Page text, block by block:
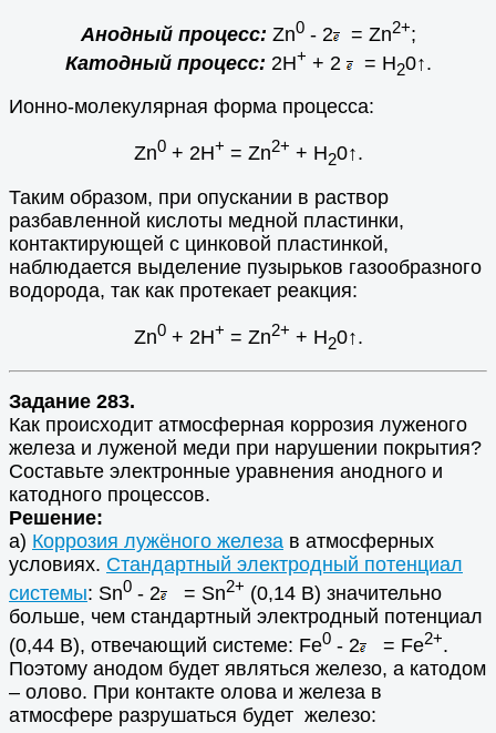
Анодный процесс: Zn0- 2 = Zn2+;
Катодный процесс: 2Н+ + 2 = Н20↑.
Ионно-молекулярная форма процесса:
Zn0+ 2H+ = Zn2+ + Н20↑.
Таким образом, при опускании в раствор
разбавленной кислоты медной пластинки,
контактирующей с цинковой пластинкой,
наблюдается выделение пузырьков газообразного
водорода, так как протекает реакция:
Zn0+ 2H+ = Zn2+ + Н20↑.
Задание 283.
Как происходит атмосферная коррозия луженого
железа и луженой меди при нарушении покрытия?
Составьте электронные уравнения анодного и
катодного процессов.
Решение:
а) Коррозия лужёного железа в атмосферных
условиях. Стандартный электродный потенциал
системы: Sn0 - 2 = Sn2+ (0,14 В) значительно
больше, чем стандартный электродный потенциал
(0,44 В), отвечающий системе: Fe0 - 2 = Fe2+.
Поэтому анодом будет являться железо, а катодом
– олово. При контакте олова и железа в
атмосфере разрушаться будет железо: